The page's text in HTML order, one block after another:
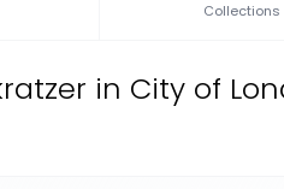
Collections
in City of